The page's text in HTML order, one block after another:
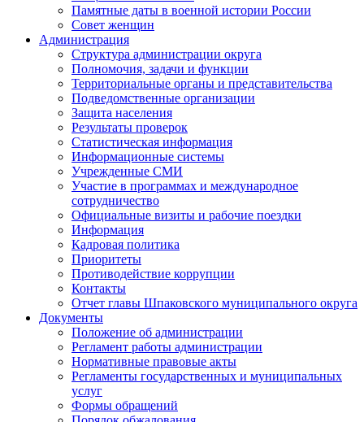
Памятные даты в военной истории России
Совет женщин
Администрация
Структура администрации округа
Полномочия, задачи и функции
Территориальные органы и представительства
Подведомственные организации
Защита населения
Результаты проверок
Статистическая информация
Информационные системы
Учрежденные СМИ
Участие в программах и международное
сотрудничество
Официальные визиты и рабочие поездки
Информация
Кадровая политика
Приоритеты
Противодействие коррупции
Контакты
Отчет главы Шпаковского муниципального округа
Документы
Положение об администрации
Регламент работы администрации
Нормативные правовые акты
Регламенты государственных и муниципальных
услуг
Формы обращений